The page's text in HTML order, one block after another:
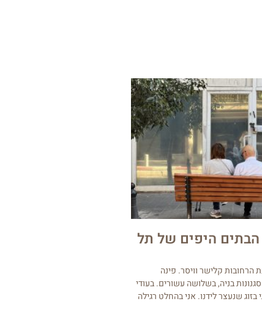
הבתים היפים של תל
הרחובות קלישר וויסר. פינה
בניה, בשלושה עשורים. בעודי
שנעצר לידנו. אני בהחלט רגילה